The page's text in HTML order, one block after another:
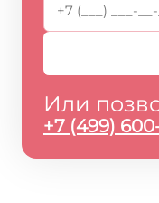
Или
+7 (499)